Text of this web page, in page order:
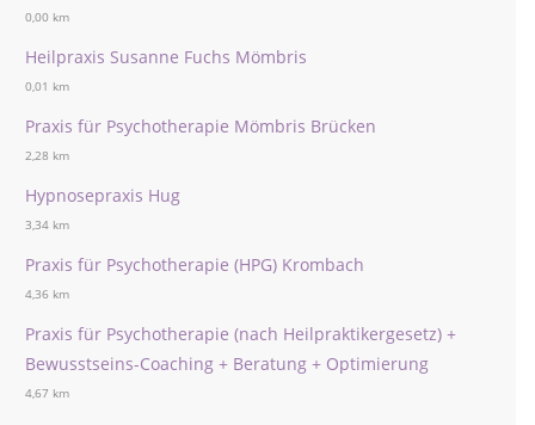
0,00 km
Heilpraxis Susanne Fuchs Mömbris
0,01 km
Praxis für Psychotherapie Mömbris Brücken
2,28 km
Hypnosepraxis Hug
3,34 km
Praxis für Psychotherapie (HPG) Krombach
4,36 km
Praxis für Psychotherapie (nach Heilpraktikergesetz) +
Bewusstseins-Coaching + Beratung + Optimierung
4,67 km